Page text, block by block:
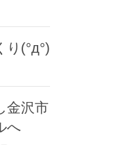
り(°д°)
金沢市
へ